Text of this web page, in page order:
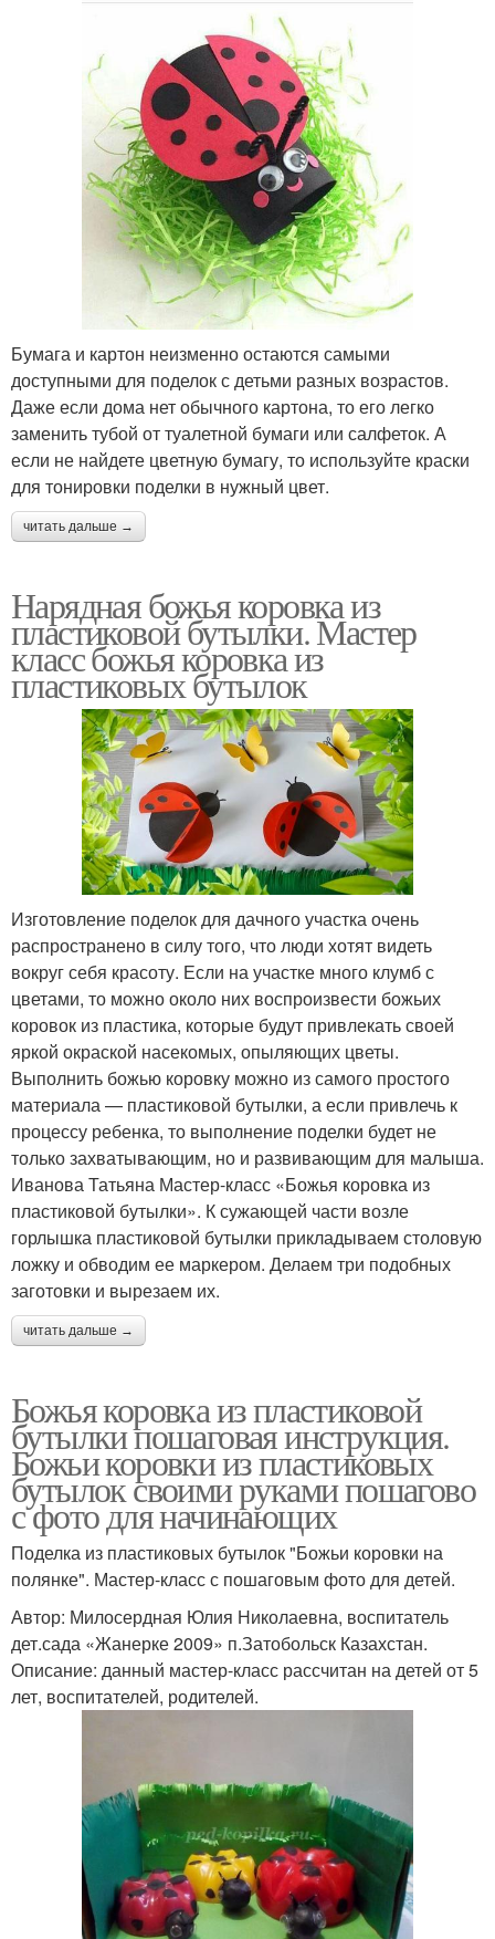
Бумага и картон неизменно остаются самыми
доступными для поделок с детьми разных возрастов.
Даже если дома нет обычного картона, то его легко
заменить тубой от туалетной бумаги или салфеток. А
если не найдете цветную бумагу, то используйте краски
для тонировки поделки в нужный цвет.
читать дальше →
Нарядная божья коровка из
пластиковой бутылки. Мастер
класс божья коровка из
пластиковых бутылок
Изготовление поделок для дачного участка очень
распространено в силу того, что люди хотят видеть
вокруг себя красоту. Если на участке много клумб с
цветами, то можно около них воспроизвести божьих
коровок из пластика, которые будут привлекать своей
яркой окраской насекомых, опыляющих цветы.
Выполнить божью коровку можно из самого простого
материала — пластиковой бутылки, а если привлечь к
процессу ребенка, то выполнение поделки будет не
только захватывающим, но и развивающим для малыша.
Иванова Татьяна Мастер-класс «Божья коровка из
пластиковой бутылки». К сужающей части возле
горлышка пластиковой бутылки прикладываем столовую
ложку и обводим ее маркером. Делаем три подобных
заготовки и вырезаем их.
читать дальше →
Божья коровка из пластиковой
бутылки пошаговая инструкция.
Божьи коровки из пластиковых
бутылок своими руками пошагово
с фото для начинающих
Поделка из пластиковых бутылок "Божьи коровки на
полянке". Мастер-класс с пошаговым фото для детей.
Автор: Милосердная Юлия Николаевна, воспитатель
дет.сада «Жанерке 2009» п.Затобольск Казахстан.
Описание: данный мастер-класс рассчитан на детей от 5
лет, воспитателей, родителей.